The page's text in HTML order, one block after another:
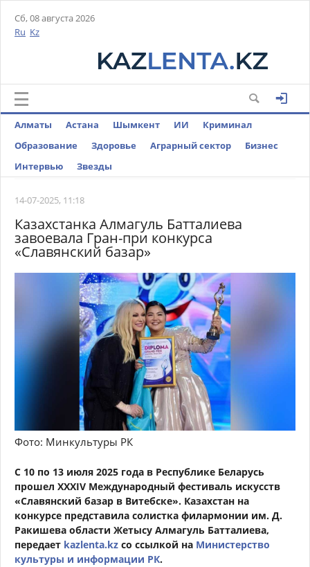
Сб, 08 августа 2026
Ru Kz
Алматы Астана Шымкент ИИ
Криминал
Образование
Здоровье Аграрный сектор
Бизнес
Интервью
Звезды
14-07-2025, 11:18
Казахстанка Алмагуль Батталиева
завоевала Гран-при конкурса
«Славянский базар»
Фото: Минкультуры РК
С 10 по 13 июля 2025 года в Республике Беларусь
прошел XXXIV Международный фестиваль искусств
«Славянский базар в Витебске». Казахстан на
конкурсе представила солистка филармонии им. Д.
Ракишева области Жетысу Алмагуль Батталиева,
передает kazlenta.kz со ссылкой на Министерство
культуры и информации РК.